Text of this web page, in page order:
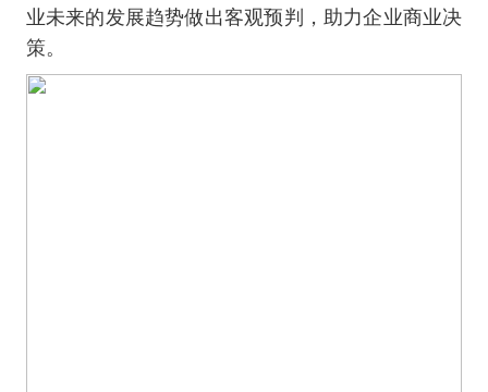
业未来的发展趋势做出客观预判，助力企业商业决
策。